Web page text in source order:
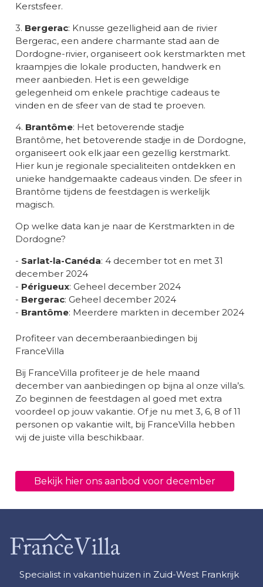
Kerstsfeer.
3. Bergerac: Knusse gezelligheid aan de rivier
Bergerac, een andere charmante stad aan de
Dordogne-rivier, organiseert ook kerstmarkten met
kraampjes die lokale producten, handwerk en
meer aanbieden. Het is een geweldige
gelegenheid om enkele prachtige cadeaus te
vinden en de sfeer van de stad te proeven.
4. Brantôme: Het betoverende stadje
Brantôme, het betoverende stadje in de Dordogne,
organiseert ook elk jaar een gezellig kerstmarkt.
Hier kun je regionale specialiteiten ontdekken en
unieke handgemaakte cadeaus vinden. De sfeer in
Brantôme tijdens de feestdagen is werkelijk
magisch.
Op welke data kan je naar de Kerstmarkten in de
Dordogne?
- Sarlat-la-Canéda: 4 december tot en met 31
december 2024
- Périgueux: Geheel december 2024
- Bergerac: Geheel december 2024
- Brantôme: Meerdere markten in december 2024
Profiteer van decemberaanbiedingen bij
FranceVilla
Bij FranceVilla profiteer je de hele maand
december van aanbiedingen op bijna al onze villa’s.
Zo beginnen de feestdagen al goed met extra
voordeel op jouw vakantie. Of je nu met 3, 6, 8 of 11
personen op vakantie wilt, bij FranceVilla hebben
wij de juiste villa beschikbaar.
Bekijk hier ons aanbod voor december
Specialist in vakantiehuizen in Zuid-West Frankrijk